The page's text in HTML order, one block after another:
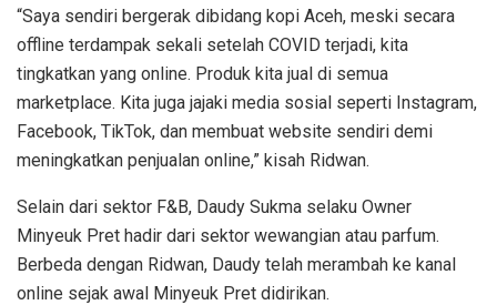
“Saya sendiri bergerak dibidang kopi Aceh, meski secara
offline terdampak sekali setelah COVID terjadi, kita
tingkatkan yang online. Produk kita jual di semua
marketplace. Kita juga jajaki media sosial seperti Instagram,
Facebook, TikTok, dan membuat website sendiri demi
meningkatkan penjualan online,” kisah Ridwan.
Selain dari sektor F&B, Daudy Sukma selaku Owner
Minyeuk Pret hadir dari sektor wewangian atau parfum.
Berbeda dengan Ridwan, Daudy telah merambah ke kanal
online sejak awal Minyeuk Pret didirikan.